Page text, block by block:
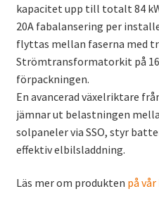
kapacitet upp till totalt 84
20A fabalansering per
flyttas mellan faserna med
Strömtransformatorkit på
förpackningen.
En avancerad växelriktare
jämnar ut belastningen
solpaneler via SSO, styr
effektiv elbilsladdning.
Läs mer om produkten på